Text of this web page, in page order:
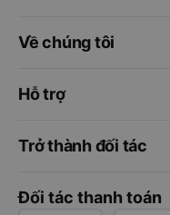
Về chúng tôi
Hỗ trợ
Trở thành đối tác
Đối tác thanh toán